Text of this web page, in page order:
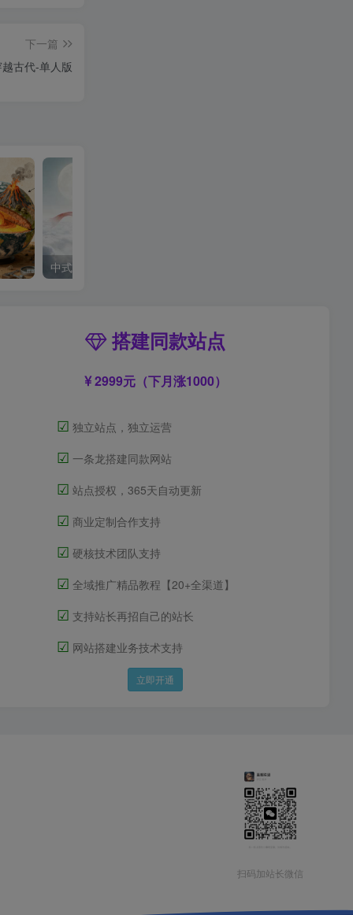
下一篇
古代-单人版
中式梦核
搭建同款站点
2999元（下月涨1000）
☑ 独立站点，独立运营
☑ 一条龙搭建同款网站
☑ 站点授权，365天自动更新
☑ 商业定制合作支持
☑ 硬核技术团队支持
☑ 全域推广精品教程【20+全渠道】
☑ 支持站长再招自己的站长
☑ 网站搭建业务技术支持
立即开通
扫码加站长微信